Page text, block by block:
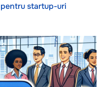
startup-uri